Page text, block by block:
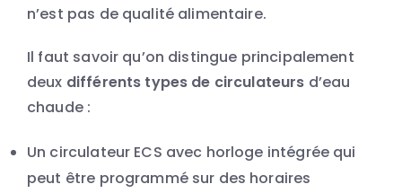
n’est pas de qualité alimentaire.
Il faut savoir qu’on distingue principalement
deux différents types de circulateurs d’eau
chaude :
Un circulateur ECS avec horloge intégrée qui
peut être programmé sur des horaires